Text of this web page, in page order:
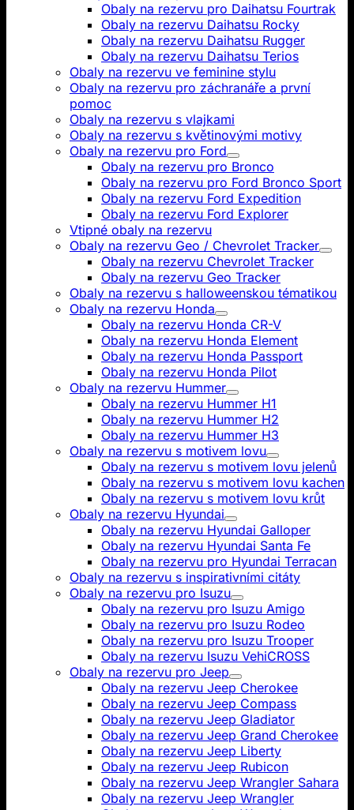
Obaly na rezervu pro Daihatsu Fourtrak
Obaly na rezervu Daihatsu Rocky
Obaly na rezervu Daihatsu Rugger
Obaly na rezervu Daihatsu Terios
Obaly na rezervu ve feminine stylu
Obaly na rezervu pro záchranáře a první
pomoc
Obaly na rezervu s vlajkami
Obaly na rezervu s květinovými motivy
Obaly na rezervu pro Ford
Obaly na rezervu pro Bronco
Obaly na rezervu pro Ford Bronco Sport
Obaly na rezervu Ford Expedition
Obaly na rezervu Ford Explorer
Vtipné obaly na rezervu
Obaly na rezervu Geo / Chevrolet Tracker
Obaly na rezervu Chevrolet Tracker
Obaly na rezervu Geo Tracker
Obaly na rezervu s halloweenskou tématikou
Obaly na rezervu Honda
Obaly na rezervu Honda CR-V
Obaly na rezervu Honda Element
Obaly na rezervu Honda Passport
Obaly na rezervu Honda Pilot
Obaly na rezervu Hummer
Obaly na rezervu Hummer H1
Obaly na rezervu Hummer H2
Obaly na rezervu Hummer H3
Obaly na rezervu s motivem lovu
Obaly na rezervu s motivem lovu jelenů
Obaly na rezervu s motivem lovu kachen
Obaly na rezervu s motivem lovu krůt
Obaly na rezervu Hyundai
Obaly na rezervu Hyundai Galloper
Obaly na rezervu Hyundai Santa Fe
Obaly na rezervu pro Hyundai Terracan
Obaly na rezervu s inspirativními citáty
Obaly na rezervu pro Isuzu
Obaly na rezervu pro Isuzu Amigo
Obaly na rezervu pro Isuzu Rodeo
Obaly na rezervu pro Isuzu Trooper
Obaly na rezervu Isuzu VehiCROSS
Obaly na rezervu pro Jeep
Obaly na rezervu Jeep Cherokee
Obaly na rezervu Jeep Compass
Obaly na rezervu Jeep Gladiator
Obaly na rezervu Jeep Grand Cherokee
Obaly na rezervu Jeep Liberty
Obaly na rezervu Jeep Rubicon
Obaly na rezervu Jeep Wrangler Sahara
Obaly na rezervu Jeep Wrangler